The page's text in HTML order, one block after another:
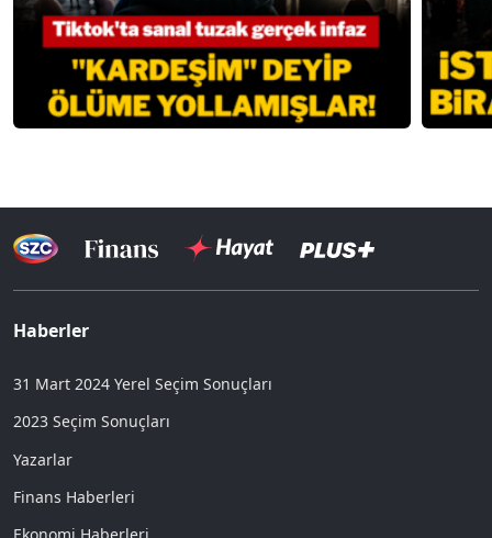
Haberler
31 Mart 2024 Yerel Seçim Sonuçları
2023 Seçim Sonuçları
Yazarlar
Finans Haberleri